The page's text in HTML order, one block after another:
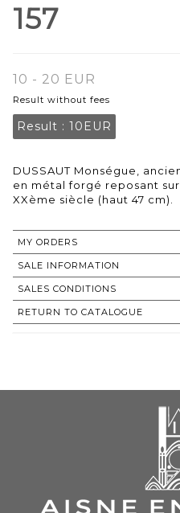
157
10 - 20 EUR
Result without fees
Result : 10EUR
DUSSAUT Monségue,
en métal forgé reposant
XXème siècle (haut 47 cm).
MY ORDERS
SALE INFORMATION
SALES CONDITIONS
RETURN TO CATALOGUE